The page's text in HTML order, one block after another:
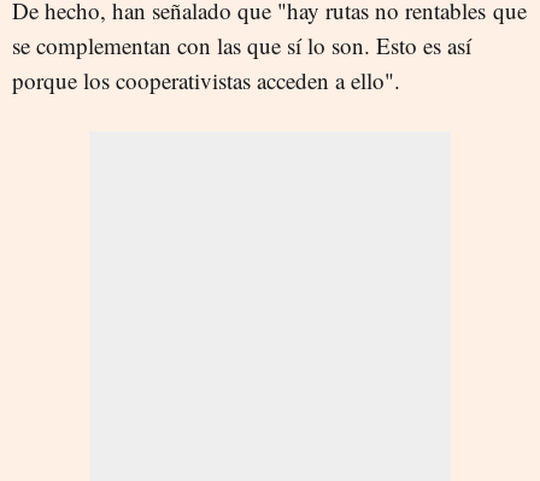
De hecho, han señalado que "hay rutas no rentables que
se complementan con las que sí lo son. Esto es así
porque los cooperativistas acceden a ello".